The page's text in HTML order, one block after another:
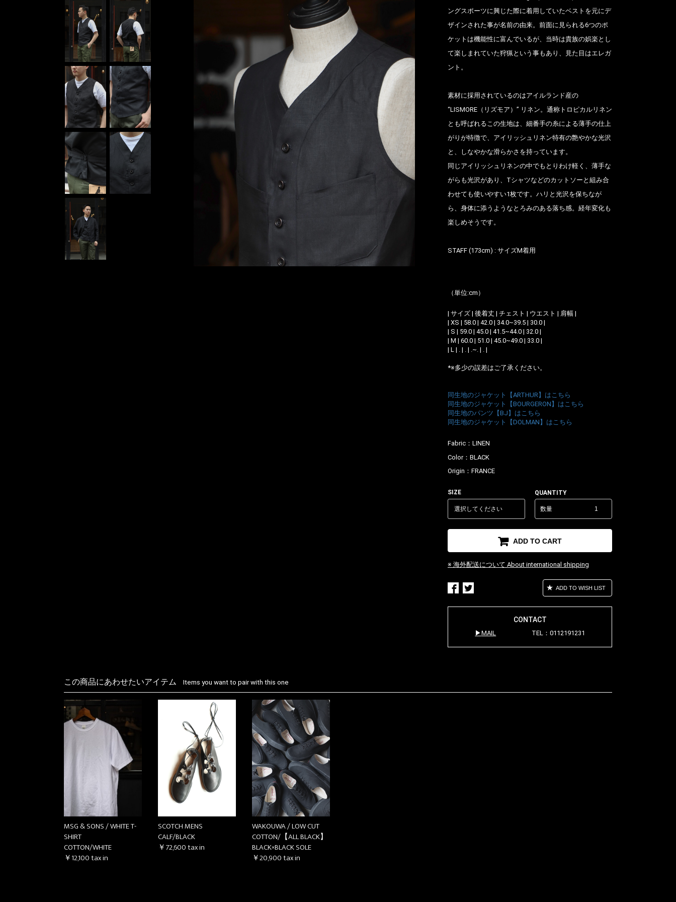
ングスポーツに興じた際に着用していたベストを元にデ
ザインされた事が名前の由来。前面に見られる6つのポ
ケットは機能性に富んでいるが、当時は貴族の娯楽とし
て楽しまれていた狩猟という事もあり、見た目はエレガ
ント。
素材に採用されているのはアイルランド産の
“LISMORE（リズモア）” リネン。通称トロピカルリネン
とも呼ばれるこの生地は、細番手の糸による薄手の仕上
がりが特徴で、アイリッシュリネン特有の艶やかな光沢
と、しなやかな滑らかさを持っています。
同じアイリッシュリネンの中でもとりわけ軽く、薄手な
がらも光沢があり、Tシャツなどのカットソーと組み合
わせても使いやすい1枚です。ハリと光沢を保ちなが
ら、身体に添うようなとろみのある落ち感。経年変化も
楽しめそうです。
STAFF (173cm) : サイズM着用
（単位:cm）
| サイズ | 後着丈 | チェスト | ウエスト | 肩幅 |
| XS | 58.0 | 42.0 | 34.0~39.5 | 30.0 |
| S | 59.0 | 45.0 | 41.5~44.0 | 32.0 |
| M | 60.0 | 51.0 | 45.0~49.0 | 33.0 |
| L | . | . | .~. | . |
*※多少の誤差はご了承ください。
同生地のジャケット【ARTHUR】はこちら
同生地のジャケット【BOURGERON】はこちら
同生地のパンツ【BJ】はこちら
同生地のジャケット【DOLMAN】はこちら
Fabric： LINEN
Color： BLACK
Origin： FRANCE
SIZE QUANTITY
数量
ADD TO CART
※ 海外配送について About international shipping
ADD TO WISH LIST
CONTACT
MAIL TEL：0112191231
この商品にあわせたいアイテム Items you want to pair with this one
MSG & SONS / WHITE T-
SHIRT
COTTON/WHITE
￥12,100tax in
SCOTCH MENS
CALF/BLACK
￥72,600tax in
WAKOUWA / LOW CUT
COTTON/【ALL BLACK】
BLACK×BLACK SOLE
￥20,900tax in